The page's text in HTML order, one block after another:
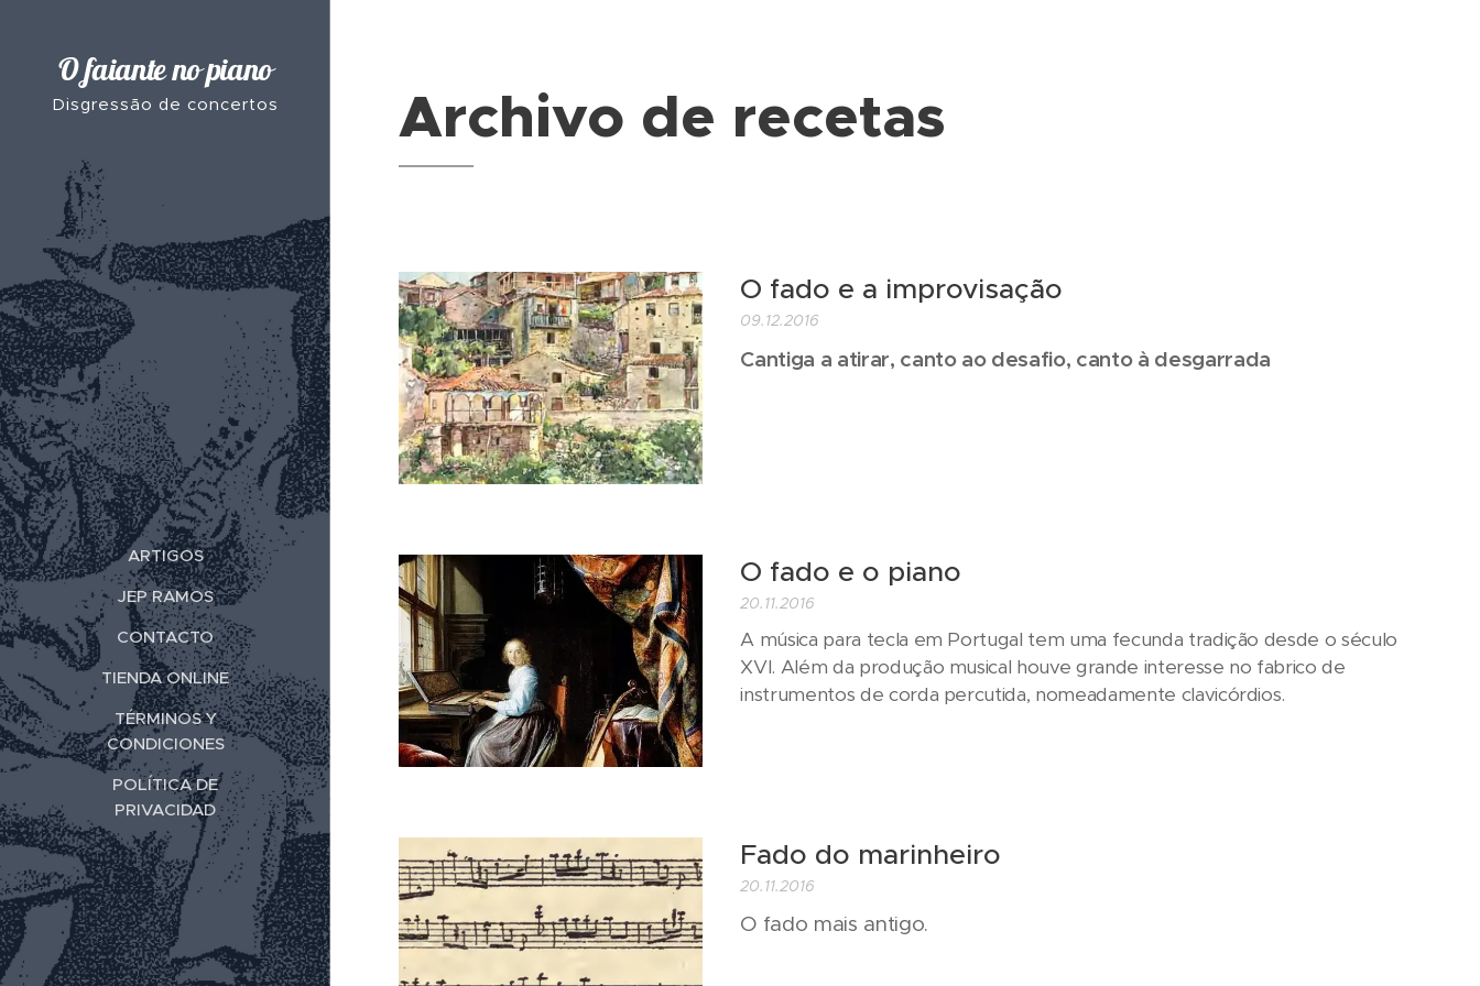
O faiante no piano
Disgressão de concertos
ARTIGOS
JEP RAMOS
CONTACTO
TIENDA ONLINE
TÉRMINOS Y
CONDICIONES
POLÍTICA DE
PRIVACIDAD
Archivo de recetas
O fado e a improvisação
09.12.2016
Cantiga a atirar, canto ao desafio, canto à desgarrada
O fado e o piano
20.11.2016
A música para tecla em Portugal tem uma fecunda tradição desde o século
XVI. Além da produção musical houve grande interesse no fabrico de
instrumentos de corda percutida, nomeadamente clavicórdios.
Fado do marinheiro
20.11.2016
O fado mais antigo.